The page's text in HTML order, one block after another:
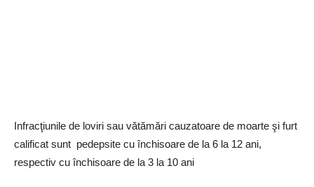
Infracţiunile de loviri sau vătămări cauzatoare de moarte şi furt
calificat sunt pedepsite cu închisoare de la 6 la 12 ani,
respectiv cu închisoare de la 3 la 10 ani